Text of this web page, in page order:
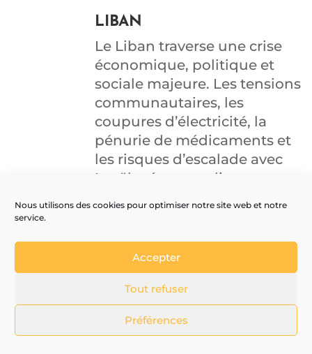
Nous utilisons des cookies pour optimiser notre site web et notre
service.
Accepter
Tout refuser
Préférences
LIBAN
Le Liban traverse une crise
économique, politique et
sociale majeure. Les tensions
communautaires, les
coupures d’électricité, la
pénurie de médicaments et
les risques d’escalade avec
Israël créent un climat
Beyrouth est régulièrement
des manifestations violentes.
PALESTINE
La situation en Palestine est
dramatique et ne cesse de